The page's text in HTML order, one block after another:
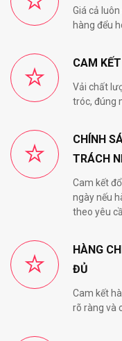
Giá cả
hàng đểu
CAM
Vải chất
tróc, đúng
CHÍNH
TRÁCH
Cam kết
ngày nếu
theo yêu
HÀNG
ĐỦ
Cam kết
rõ ràng và